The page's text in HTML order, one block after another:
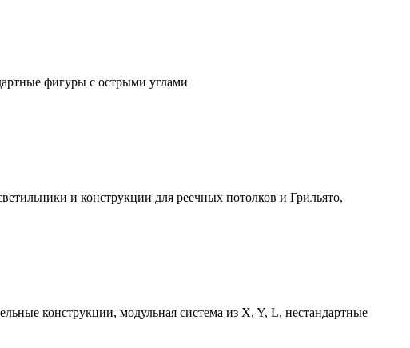
фигуры с острыми углами
и конструкции для реечных потолков и Грильято,
конструкции, модульная система из X, Y, L, нестандартные